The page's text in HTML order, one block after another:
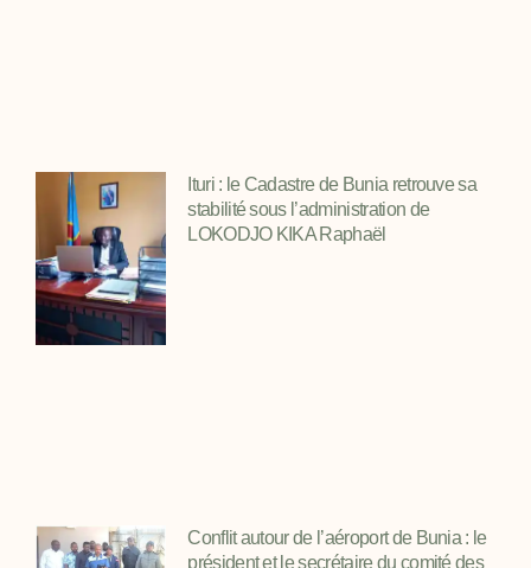
Ituri : le Cadastre de Bunia retrouve sa
stabilité sous l’administration de
LOKODJO KIKA Raphaël
Conflit autour de l’aéroport de Bunia : le
président et le secrétaire du comité des